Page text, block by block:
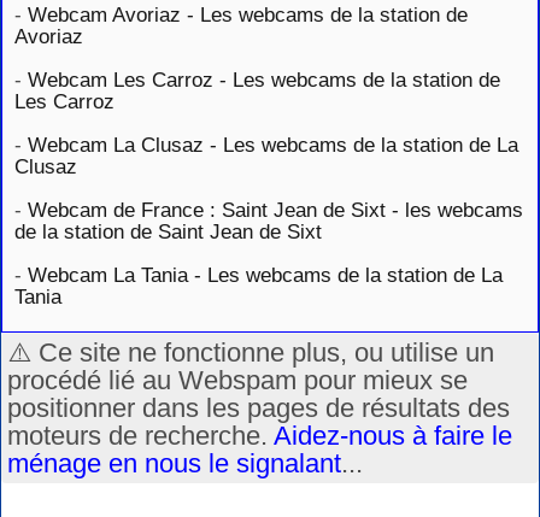
- Webcam Avoriaz - Les webcams de la station de
Avoriaz
- Webcam Les Carroz - Les webcams de la station de
Les Carroz
- Webcam La Clusaz - Les webcams de la station de La
Clusaz
- Webcam de France : Saint Jean de Sixt - les webcams
de la station de Saint Jean de Sixt
- Webcam La Tania - Les webcams de la station de La
Tania
⚠️ Ce site ne fonctionne plus, ou utilise un
procédé lié au Webspam pour mieux se
positionner dans les pages de résultats des
moteurs de recherche. Aidez-nous à faire le
ménage en nous le signalant...